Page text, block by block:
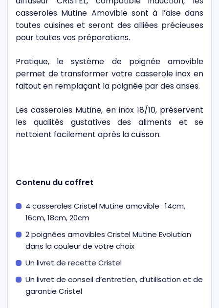
casseroles Mutine Amovible sont à l’aise dans
toutes cuisines et seront des alliées précieuses
pour toutes vos préparations.
Pratique, le système de poignée amovible
permet de transformer votre casserole inox en
faitout en remplaçant la poignée par des anses.
Les casseroles Mutine, en inox 18/10, préservent
les qualités gustatives des aliments et se
nettoient facilement après la cuisson.
Contenu du coffret
4 casseroles Cristel Mutine amovible : 14cm,
16cm, 18cm, 20cm
2 poignées amovibles Cristel Mutine Evolution
dans la couleur de votre choix
Un livret de recette Cristel
Un livret de conseil d’entretien, d’utilisation et de
garantie Cristel